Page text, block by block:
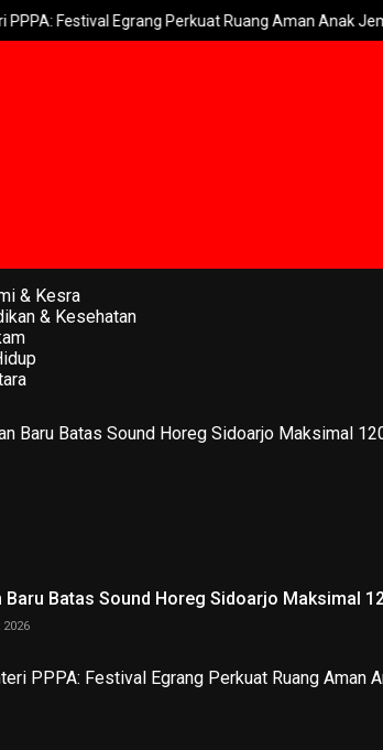
Egrang Perkuat Ruang Aman Anak Jember
& Kesra
& Kesehatan
Baru Batas Sound Horeg Sidoarjo Maksimal